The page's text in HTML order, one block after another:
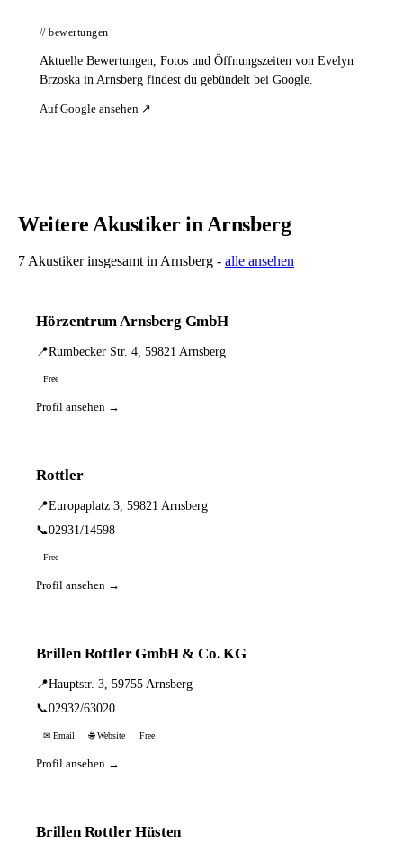
// bewertungen
Aktuelle Bewertungen, Fotos und Öffnungszeiten von Evelyn
Brzoska in Arnsberg findest du gebündelt bei Google.
Auf Google ansehen ↗
Weitere Akustiker in Arnsberg
7 Akustiker insgesamt in Arnsberg - alle ansehen
Hörzentrum Arnsberg GmbH
📍Rumbecker Str. 4, 59821 Arnsberg
Free
Profil ansehen →
Rottler
📍Europaplatz 3, 59821 Arnsberg
📞02931/14598
Free
Profil ansehen →
Brillen Rottler GmbH & Co. KG
📍Hauptstr. 3, 59755 Arnsberg
📞02932/63020
✉ Email 🌐 Website Free
Profil ansehen →
Brillen Rottler Hüsten